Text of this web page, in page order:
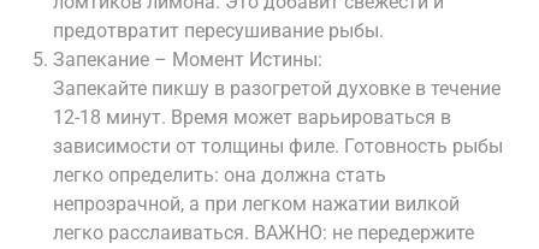
предотвратит пересушивание рыбы.
Запекание – Момент Истины:
Запекайте пикшу в разогретой духовке в течение
12-18 минут. Время может варьироваться в
зависимости от толщины филе. Готовность рыбы
легко определить: она должна стать
непрозрачной, а при легком нажатии вилкой
легко расслаиваться. ВАЖНО: не передержите